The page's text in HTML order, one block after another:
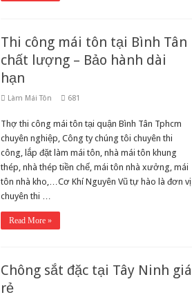
Thi công mái tôn tại Bình Tân
chất lượng – Bảo hành dài
hạn
Làm Mái Tôn 681
Thợ thi công mái tôn tại quận Bình Tân Tphcm
chuyên nghiệp, Công ty chúng tôi chuyên thi
công, lắp đặt làm mái tôn, nhà mái tôn khung
thép, nhà thép tiền chế, mái tôn nhà xưởng, mái
tôn nhà kho,…Cơ Khí Nguyên Vũ tự hào là đơn vị
chuyên thi …
Read More »
Chông sắt đặc tại Tây Ninh giá
rẻ